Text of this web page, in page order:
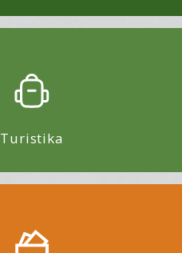
Turistika